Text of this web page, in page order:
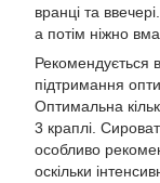
вранці та
а потім ніжно
Рекомендується
підтримання
Оптимальна
3 краплі.
особливо
оскільки